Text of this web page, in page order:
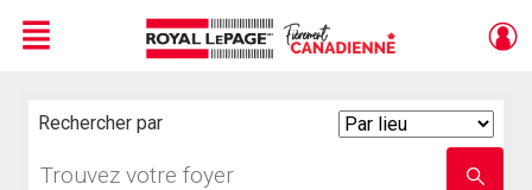
Menu
Rechercher par
votre